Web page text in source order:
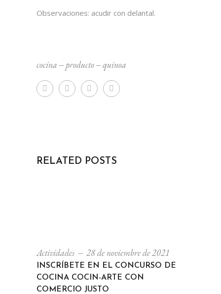
Observaciones: acudir con delantal.
cocina ‒ producto‒quinoa
RELATED POSTS
Actividades 28 de noviembre de 2021
INSCRÍBETE EN EL CONCURSO DE
COCINA COCIN-ARTE CON
COMERCIO JUSTO